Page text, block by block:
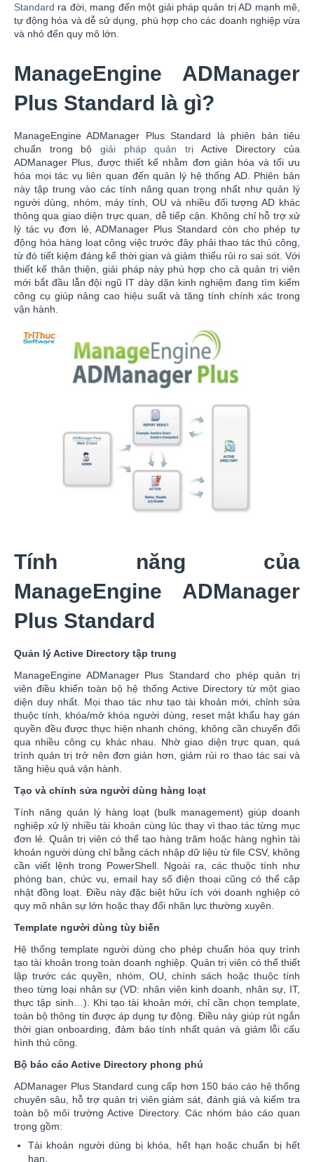
Standard ra đời, mang đến một giải pháp quản trị AD mạnh mẽ,
tự động hóa và dễ sử dụng, phù hợp cho các doanh nghiệp vừa
và nhỏ đến quy mô lớn.
ManageEngine ADManager
Plus Standard là gì?
ManageEngine ADManager Plus Standard là phiên bản tiêu
chuẩn trong bộ giải pháp quản trị Active Directory của
ADManager Plus, được thiết kế nhằm đơn giản hóa và tối ưu
hóa mọi tác vụ liên quan đến quản lý hệ thống AD. Phiên bản
này tập trung vào các tính năng quan trọng nhất như quản lý
người dùng, nhóm, máy tính, OU và nhiều đối tượng AD khác
thông qua giao diện trực quan, dễ tiếp cận. Không chỉ hỗ trợ xử
lý tác vụ đơn lẻ, ADManager Plus Standard còn cho phép tự
động hóa hàng loạt công việc trước đây phải thao tác thủ công,
từ đó tiết kiệm đáng kể thời gian và giảm thiểu rủi ro sai sót. Với
thiết kế thân thiện, giải pháp này phù hợp cho cả quản trị viên
mới bắt đầu lẫn đội ngũ IT dày dặn kinh nghiệm đang tìm kiếm
công cụ giúp nâng cao hiệu suất và tăng tính chính xác trong
vận hành.
Tính năng của
ManageEngine ADManager
Plus Standard
Quản lý Active Directory tập trung
ManageEngine ADManager Plus Standard cho phép quản trị
viên điều khiển toàn bộ hệ thống Active Directory từ một giao
diện duy nhất. Mọi thao tác như tạo tài khoản mới, chỉnh sửa
thuộc tính, khóa/mở khóa người dùng, reset mật khẩu hay gán
quyền đều được thực hiện nhanh chóng, không cần chuyển đổi
qua nhiều công cụ khác nhau. Nhờ giao diện trực quan, quá
trình quản trị trở nên đơn giản hơn, giảm rủi ro thao tác sai và
tăng hiệu quả vận hành.
Tạo và chỉnh sửa người dùng hàng loạt
Tính năng quản lý hàng loạt (bulk management) giúp doanh
nghiệp xử lý nhiều tài khoản cùng lúc thay vì thao tác từng mục
đơn lẻ. Quản trị viên có thể tạo hàng trăm hoặc hàng nghìn tài
khoản người dùng chỉ bằng cách nhập dữ liệu từ file CSV, không
cần viết lệnh trong PowerShell. Ngoài ra, các thuộc tính như
phòng ban, chức vụ, email hay số điện thoại cũng có thể cập
nhật đồng loạt. Điều này đặc biệt hữu ích với doanh nghiệp có
quy mô nhân sự lớn hoặc thay đổi nhân lực thường xuyên.
Template người dùng tùy biến
Hệ thống template người dùng cho phép chuẩn hóa quy trình
tạo tài khoản trong toàn doanh nghiệp. Quản trị viên có thể thiết
lập trước các quyền, nhóm, OU, chính sách hoặc thuộc tính
theo từng loại nhân sự (VD: nhân viên kinh doanh, nhân sự, IT,
thực tập sinh…). Khi tạo tài khoản mới, chỉ cần chọn template,
toàn bộ thông tin được áp dụng tự động. Điều này giúp rút ngắn
thời gian onboarding, đảm bảo tính nhất quán và giảm lỗi cấu
hình thủ công.
Bộ báo cáo Active Directory phong phú
ADManager Plus Standard cung cấp hơn 150 báo cáo hệ thống
chuyên sâu, hỗ trợ quản trị viên giám sát, đánh giá và kiểm tra
toàn bộ môi trường Active Directory. Các nhóm báo cáo quan
trọng gồm:
Tài khoản người dùng bị khóa, hết hạn hoặc chuẩn bị hết
hạn.